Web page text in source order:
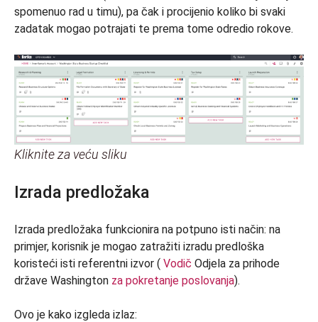
spomenuo rad u timu), pa čak i procijenio koliko bi svaki
zadatak mogao potrajati te prema tome odredio rokove.
Kliknite za veću sliku
Izrada predložaka
Izrada predložaka funkcionira na potpuno isti način: na
primjer, korisnik je mogao zatražiti izradu predloška
koristeći isti referentni izvor ( Vodič Odjela za prihode
države Washington za pokretanje poslovanja).
Ovo je kako izgleda izlaz: